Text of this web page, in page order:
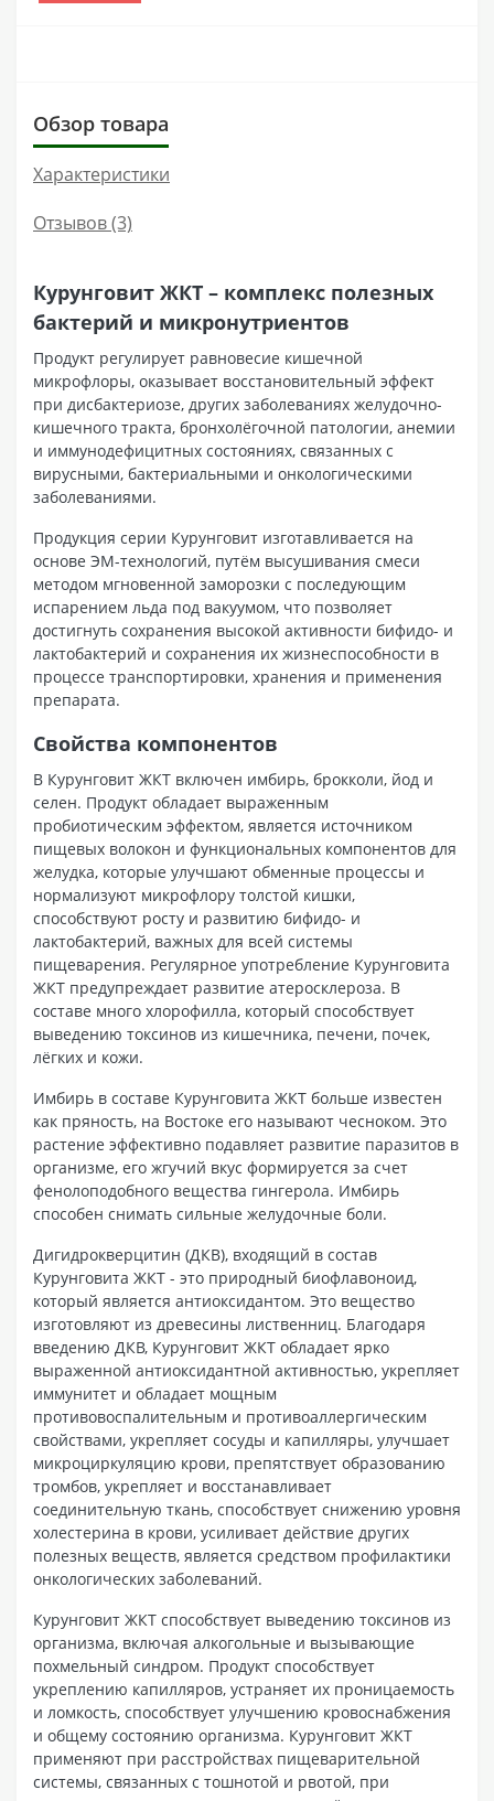
Обзор товара
Характеристики
Отзывов (3)
Курунговит ЖКТ – комплекс полезных
бактерий и микронутриентов
Продукт регулирует равновесие кишечной
микрофлоры, оказывает восстановительный эффект
при дисбактериозе, других заболеваниях желудочно-
кишечного тракта, бронхолёгочной патологии, анемии
и иммунодефицитных состояниях, связанных с
вирусными, бактериальными и онкологическими
заболеваниями.
Продукция серии Курунговит изготавливается на
основе ЭМ-технологий, путём высушивания смеси
методом мгновенной заморозки с последующим
испарением льда под вакуумом, что позволяет
достигнуть сохранения высокой активности бифидо- и
лактобактерий и сохранения их жизнеспособности в
процессе транспортировки, хранения и применения
препарата.
Свойства компонентов
В Курунговит ЖКТ включен имбирь, брокколи, йод и
селен. Продукт обладает выраженным
пробиотическим эффектом, является источником
пищевых волокон и функциональных компонентов для
желудка, которые улучшают обменные процессы и
нормализуют микрофлору толстой кишки,
способствуют росту и развитию бифидо- и
лактобактерий, важных для всей системы
пищеварения. Регулярное употребление Курунговита
ЖКТ предупреждает развитие атеросклероза. В
составе много хлорофилла, который способствует
выведению токсинов из кишечника, печени, почек,
лёгких и кожи.
Имбирь в составе Курунговита ЖКТ больше известен
как пряность, на Востоке его называют чесноком. Это
растение эффективно подавляет развитие паразитов в
организме, его жгучий вкус формируется за счет
фенолоподобного вещества гингерола. Имбирь
способен снимать сильные желудочные боли.
Дигидрокверцитин (ДКВ), входящий в состав
Курунговита ЖКТ - это природный биофлавоноид,
который является антиоксидантом. Это вещество
изготовляют из древесины лиственниц. Благодаря
введению ДКВ, Курунговит ЖКТ обладает ярко
выраженной антиоксидантной активностью, укрепляет
иммунитет и обладает мощным
противовоспалительным и противоаллергическим
свойствами, укрепляет сосуды и капилляры, улучшает
микроциркуляцию крови, препятствует образованию
тромбов, укрепляет и восстанавливает
соединительную ткань, способствует снижению уровня
холестерина в крови, усиливает действие других
полезных веществ, является средством профилактики
онкологических заболеваний.
Курунговит ЖКТ способствует выведению токсинов из
организма, включая алкогольные и вызывающие
похмельный синдром. Продукт способствует
укреплению капилляров, устраняет их проницаемость
и ломкость, способствует улучшению кровоснабжения
и общему состоянию организма. Курунговит ЖКТ
применяют при расстройствах пищеварительной
системы, связанных с тошнотой и рвотой, при